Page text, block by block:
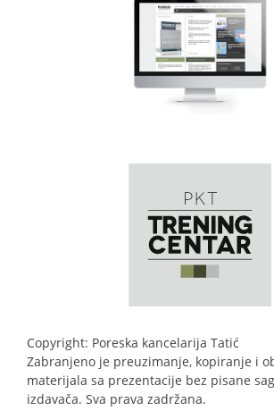
Copyright: Poreska kancelarija Tatić
Zabranjeno je preuzimanje, kopiranje i
materijala sa prezentacije bez pisane
izdavača. Sva prava zadržana.